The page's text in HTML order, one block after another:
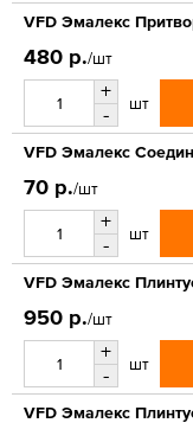
VFD Эмалекс
480 р./шт
+
-
шт
VFD Эмалекс
70 р./шт
+
-
шт
VFD Эмалекс
950 р./шт
+
-
шт
VFD Эмалекс